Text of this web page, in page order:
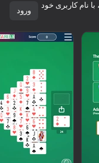
نام کاربری خود
ورود